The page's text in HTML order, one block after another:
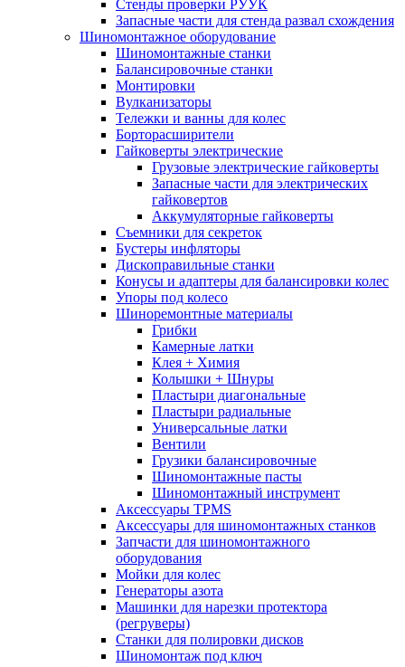
Стенды проверки РУУК
Запасные части для стенда развал схождения
Шиномонтажное оборудование
Шиномонтажные станки
Балансировочные станки
Монтировки
Вулканизаторы
Тележки и ванны для колес
Борторасширители
Гайковерты электрические
Грузовые электрические гайковерты
Запасные части для электрических
гайковертов
Аккумуляторные гайковерты
Съемники для секреток
Бустеры инфляторы
Дископравильные станки
Конусы и адаптеры для балансировки колес
Упоры под колесо
Шиноремонтные материалы
Грибки
Камерные латки
Клея + Химия
Колышки + Шнуры
Пластыри диагональные
Пластыри радиальные
Универсальные латки
Вентили
Грузики балансировочные
Шиномонтажные пасты
Шиномонтажный инструмент
Аксессуары TPMS
Аксессуары для шиномонтажных станков
Запчасти для шиномонтажного
оборудования
Мойки для колес
Генераторы азота
Машинки для нарезки протектора
(регруверы)
Станки для полировки дисков
Шиномонтаж под ключ